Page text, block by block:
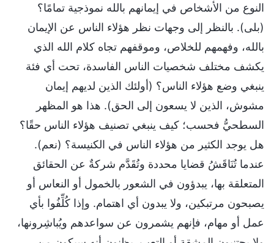
النوع من الأشخاص في إيمانهم بالله نموذجية تمامًا؟
(بلى). بالنظر إلى وجهات نظر هؤلاء الناس عن الإيمان
بالله، وفهمهم للخلاص، وموقفهم تجاه كلام الله الذي
يكشف مختلف شخصيات الناس الفاسدة، تحت أي فئة
ينبغي وضع هؤلاء الناس؟ (أولئك الذين لديهم إيمان
مشوش، الذين لا يسعون إلى الحق). هذا هو المظهر
السطحيُّ فحسب؛ كيف ينبغي تصنيف هؤلاء الناس حقًا؟
هل يوجد الكثير من هؤلاء الناس في الكنيسة؟ (نعم).
عندما تُنَاقَشُ قضايا محددة وتُقَدَّم شركةٌ عن الحقائق
المتعلقة بها، يبدؤون في الشعور بالخمول أو النعاس أو
يصبحون مرتبكين، ولا يبدون أي اهتمام. وإذا كُلِّفُوا بأي
عمل أو مهام، فإنهم يشمرون عن سواعدهم ويُباشِرونها،